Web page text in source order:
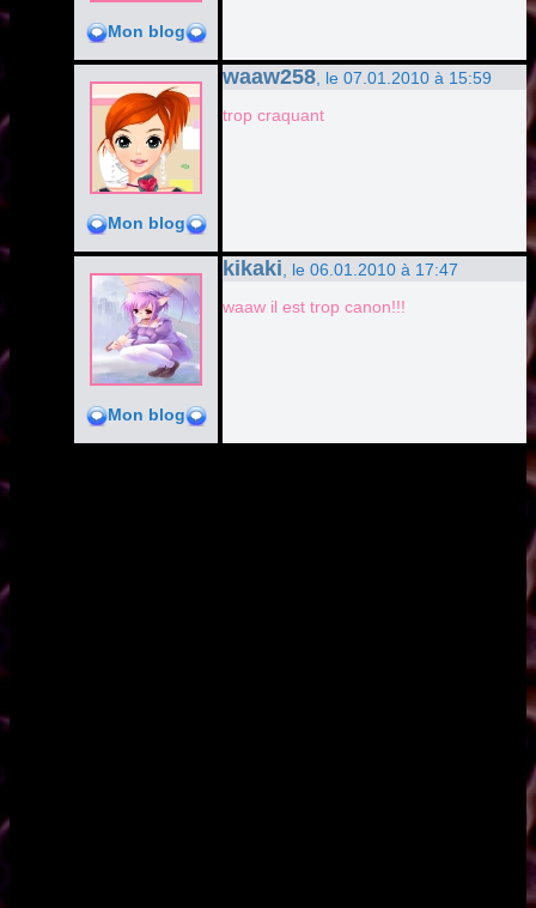
Mon blog
Mon blog
waaw258 , le 07.01.2010 à 15:59
trop craquant
Mon blog
kikaki , le 06.01.2010 à 17:47
waaw il est trop canon!!!